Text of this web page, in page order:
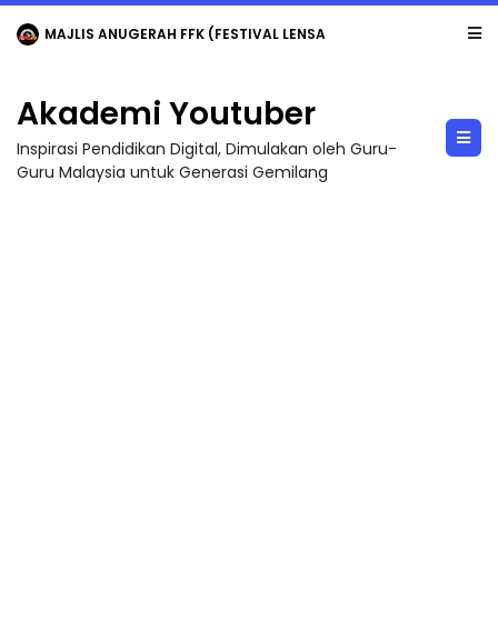
MAJLIS ANUGERAH FFK (FESTIVAL LENSA PENDIDIKAN - FLeP) 2026
Akademi Youtuber
Inspirasi Pendidikan Digital, Dimulakan oleh Guru-
Guru Malaysia untuk Generasi Gemilang